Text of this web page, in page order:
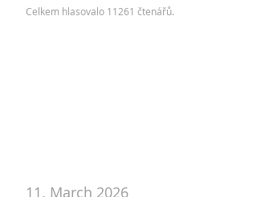
Celkem hlasovalo 11261 čtenářů.
11. March 2026